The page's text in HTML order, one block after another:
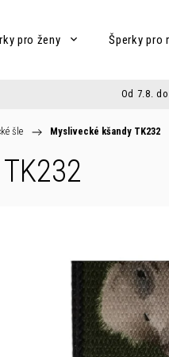
pro ženy Šperky pro
Od 7.8.
šle / Myslivecké kšandy TK232